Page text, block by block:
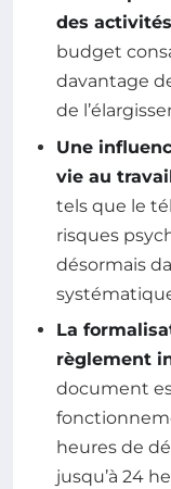
des
budget
davantage
de
Une
vie au
tels que le
risques
désormais
La
règlement
document
heures de
jusqu’à 24